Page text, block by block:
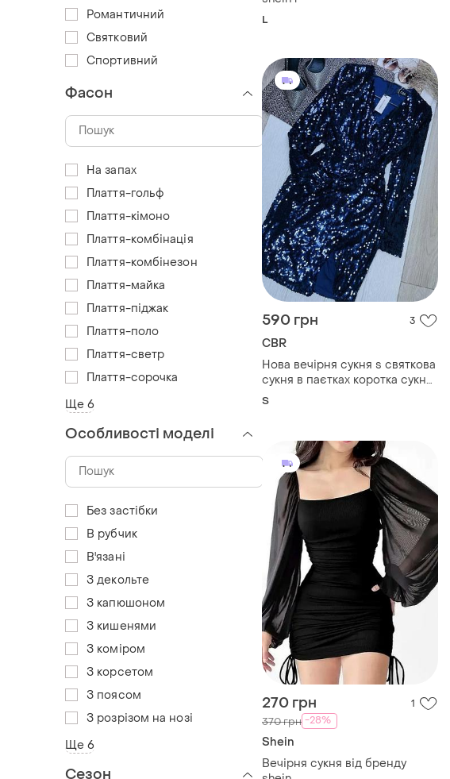
L
590 грн 3
CBR
Нова вечірня сукня s святкова
сукня в паєтках коротка сукня
футляр з вирізом темно синя
S
270 грн 1
370 грн -28%
Shein
Вечірня сукня від бренду
Романтичний
Святковий
Спортивний
Фасон
На запах
Плаття-гольф
Плаття-кімоно
Плаття-комбінація
Плаття-комбінезон
Плаття-майка
Плаття-піджак
Плаття-поло
Плаття-светр
Плаття-сорочка
Ще 6
Особливості моделі
Без застібки
В рубчик
В'язані
З декольте
З капюшоном
З кишенями
З коміром
З корсетом
З поясом
З розрізом на нозі
Ще 6
Сезон